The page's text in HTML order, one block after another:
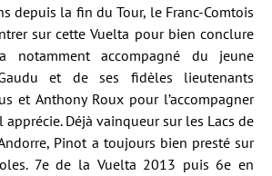
depuis la fin du Tour, le Franc-Comtois
sur cette Vuelta pour bien conclure
notamment accompagné du jeune
et de ses fidèles lieutenants
et Anthony Roux pour l’accompagner
apprécie. Déjà vainqueur sur les Lacs de
Pinot a toujours bien presté sur
7e de la Vuelta 2013 puis 6e en